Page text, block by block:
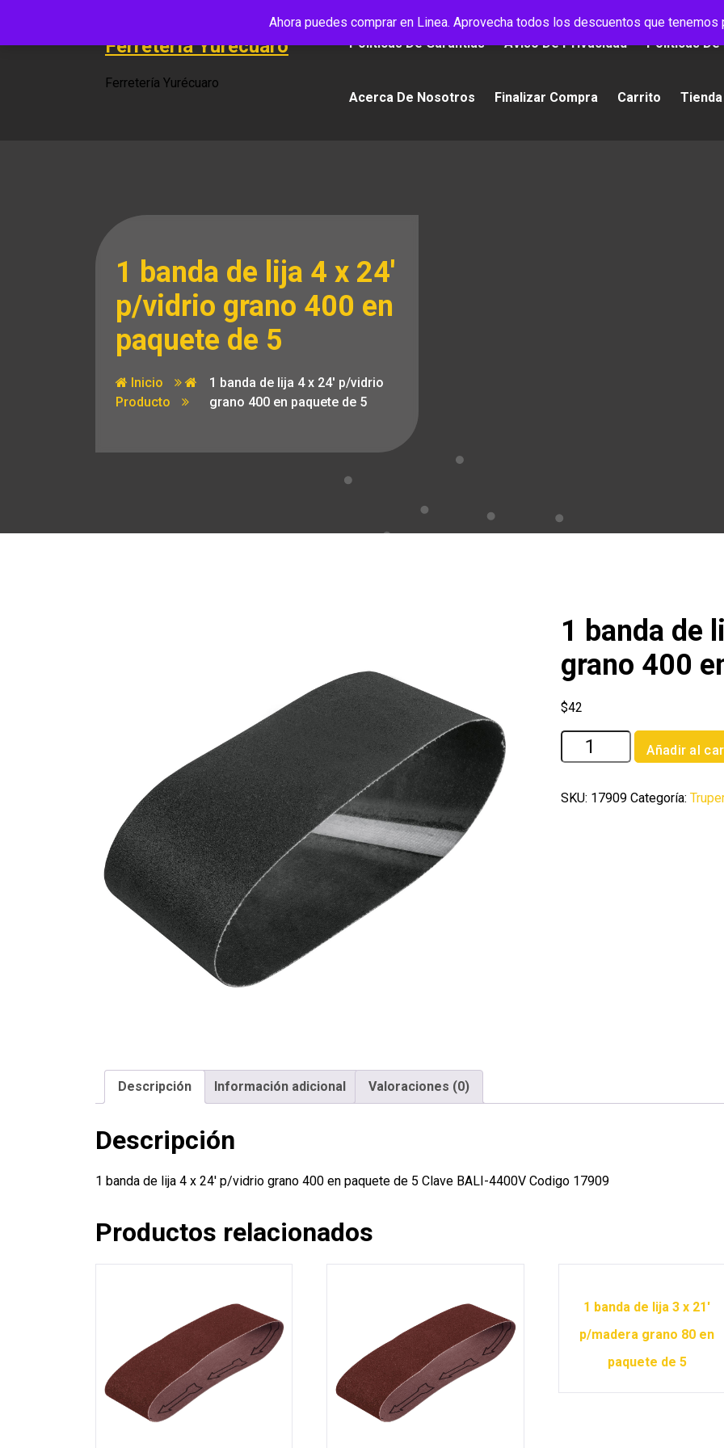
Ahora puedes comprar en Linea. Aprovecha todos los descuentos que tenemos
contenido
Ferretería Yurécuaro
Ferretería Yurécuaro
Políticas De Garantías Aviso De Privacidad Políticas De
Acerca De Nosotros Finalizar Compra Carrito
1 banda de lija 4 x 24′
p/vidrio grano 400 en
paquete de 5
Inicio
Producto
1 banda de lija 4 x 24′ p/vidrio
grano 400 en paquete de 5
1 banda de
grano 400
$42
1
banda
lija
Añadir al
SKU: 17909 Categoría:
Descripción Información adicional Valoraciones (0)
Descripción
1 banda de lija 4 x 24′ p/vidrio grano 400 en paquete de 5 Clave BALI-4400V Codigo 17909
Productos relacionados
1 banda de lija 3 x 21′
p/madera grano 80 en
paquete de 5